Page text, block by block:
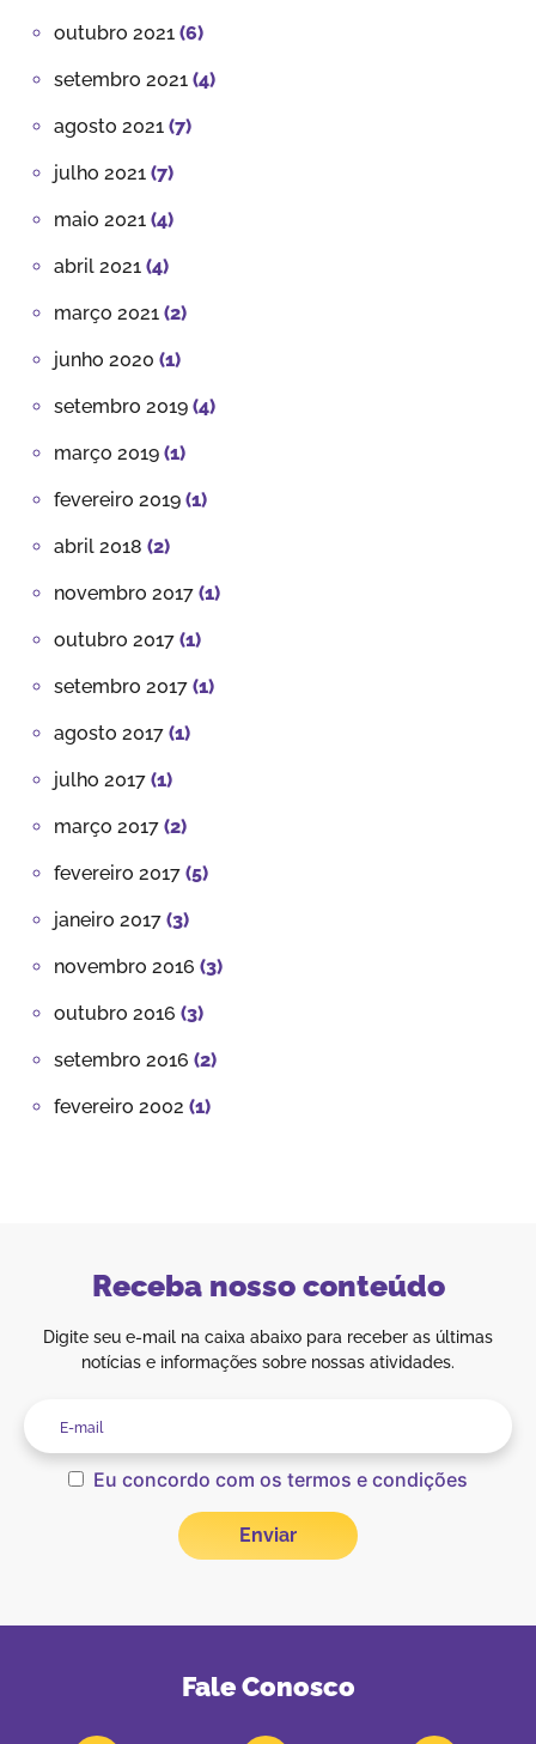
outubro 2021 (6)
setembro 2021 (4)
agosto 2021 (7)
julho 2021 (7)
maio 2021 (4)
abril 2021 (4)
março 2021 (2)
junho 2020 (1)
setembro 2019 (4)
março 2019 (1)
fevereiro 2019 (1)
abril 2018 (2)
novembro 2017 (1)
outubro 2017 (1)
setembro 2017 (1)
agosto 2017 (1)
julho 2017 (1)
março 2017 (2)
fevereiro 2017 (5)
janeiro 2017 (3)
novembro 2016 (3)
outubro 2016 (3)
setembro 2016 (2)
fevereiro 2002 (1)
Receba nosso conteúdo
Digite seu e-mail na caixa abaixo para receber as últimas
notícias e informações sobre nossas atividades.
Eu concordo com os termos e condições
Fale Conosco